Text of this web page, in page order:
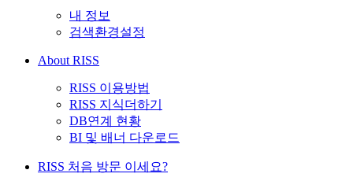
내 정보
검색환경설정
About RISS
RISS 이용방법
RISS 지식더하기
DB연계 현황
BI 및 배너 다운로드
RISS 처음 방문 이세요?